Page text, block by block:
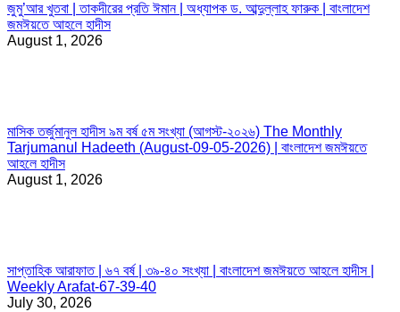
জুমু’আর খুতবা | তাকদীরের প্রতি ঈমান | অধ্যাপক ড. আব্দুল্লাহ ফারুক | বাংলাদেশ
জমঈয়তে আহলে হাদীস
August 1, 2026
মাসিক তর্জুমানুল হাদীস ৯ম বর্ষ ৫ম সংখ্যা (আগস্ট-২০২৬) The Monthly
Tarjumanul Hadeeth (August-09-05-2026) | বাংলাদেশ জমঈয়তে
আহলে হাদীস
August 1, 2026
সাপ্তাহিক আরাফাত | ৬৭ বর্ষ | ৩৯-৪০ সংখ্যা | বাংলাদেশ জমঈয়তে আহলে হাদীস |
Weekly Arafat-67-39-40
July 30, 2026